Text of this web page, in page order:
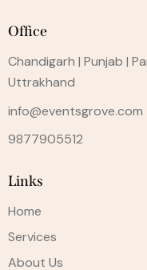
Office
Chandigarh | Punjab |
Uttrakhand
info@eventsgrove.com
9877905512
Links
Home
Services
About Us